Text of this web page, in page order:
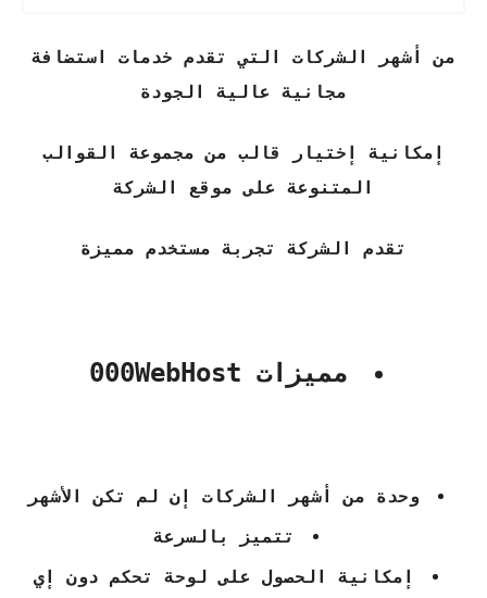
من أشهر الشركات التي تقدم خدمات استضافة
مجانية عالية الجودة
إمكانية إختيار قالب من مجموعة القوالب
المتنوعة على موقع الشركة
تقدم الشركة تجربة مستخدم مميزة
مميزات 000WebHost
وحدة من أشهر الشركات إن لم تكن الأشهر
تتميز بالسرعة
إمكانية الحصول على لوحة تحكم دون إي